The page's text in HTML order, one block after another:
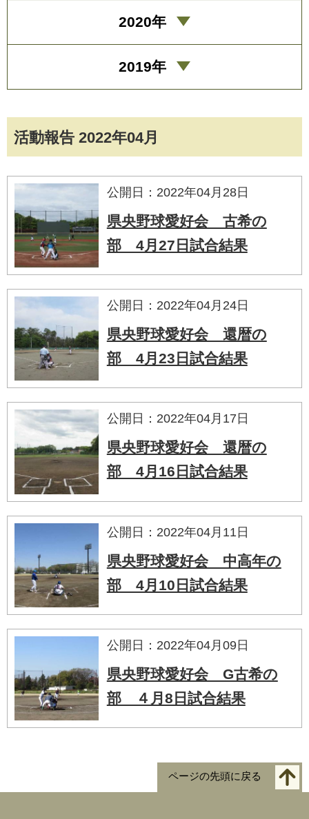
活動報告 2022年04月
公開日：2022年04月28日
県央野球愛好会 古希の
部 4月27日試合結果
公開日：2022年04月24日
県央野球愛好会 還暦の
部 4月23日試合結果
公開日：2022年04月17日
県央野球愛好会 還暦の
部 4月16日試合結果
公開日：2022年04月11日
県央野球愛好会 中高年の
部 4月10日試合結果
公開日：2022年04月09日
県央野球愛好会 G古希の
部 ４月8日試合結果
2020年
2019年
ページの先頭に戻る